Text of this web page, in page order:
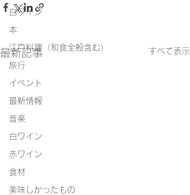
白ワイン
本
江戸料理（和食全般含む）
旅行
イベント
最新情報
音楽
白ワイン
赤ワイン
食材
美味しかったもの
最新記事 すべて表示